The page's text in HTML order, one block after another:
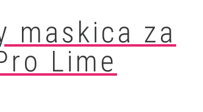
maskica za
Lime